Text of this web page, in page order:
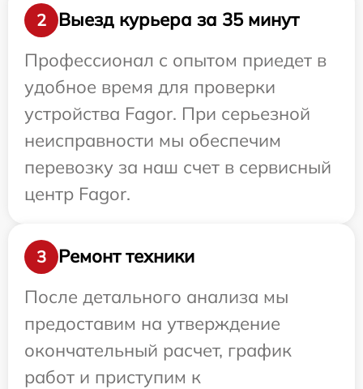
2
Выезд курьера за 35 минут
Профессионал с опытом приедет в
удобное время для проверки
устройства Fagor. При серьезной
неисправности мы обеспечим
перевозку за наш счет в сервисный
центр Fagor.
3
Ремонт техники
После детального анализа мы
предоставим на утверждение
окончательный расчет, график
работ и приступим к